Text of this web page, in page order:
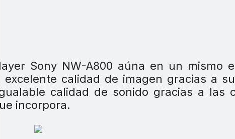
Sony NW-A800 aúna en un mismo
calidad de imagen gracias a
calidad de sonido gracias a las
incorpora.